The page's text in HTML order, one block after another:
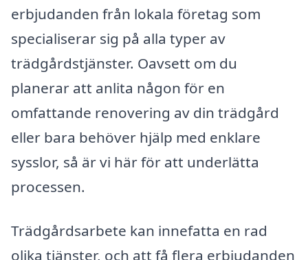
erbjudanden från lokala företag som
specialiserar sig på alla typer av
trädgårdstjänster. Oavsett om du
planerar att anlita någon för en
omfattande renovering av din trädgård
eller bara behöver hjälp med enklare
sysslor, så är vi här för att underlätta
processen.
Trädgårdsarbete kan innefatta en rad
olika tjänster, och att få flera erbjudanden